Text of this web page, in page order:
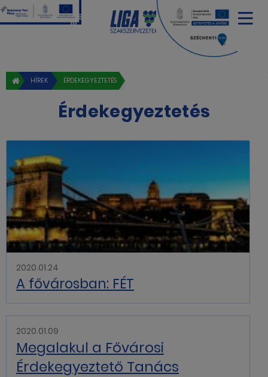
HÍREK ÉRDEKEGYEZTETÉS
Érdekegyeztetés
2020.01.24
A fővárosban: FÉT
2020.01.09
Megalakul a Fővárosi
Érdekegyeztető Tanács